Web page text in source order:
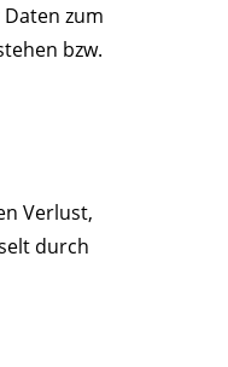
zum
bzw.
Verlust,
durch